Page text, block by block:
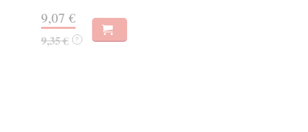
9,07 €
9,35 € ?